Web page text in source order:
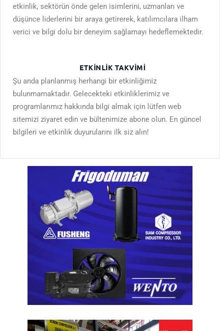
etkinlik, sektörün önde gelen isimlerini, uzmanları ve
düşünce liderlerini bir araya getirerek, katılımcılara ilham
verici ve bilgi dolu bir deneyim sağlamayı hedeflemektedir.
ETKINLIK TAKVIMI
Şu anda planlanmış herhangi bir etkinliğimiz
bulunmamaktadır. Gelecekteki etkinliklerimiz ve
programlarımız hakkında bilgi almak için lütfen web
sitemizi ziyaret edin ve bültenimize abone olun. En güncel
bilgileri ve etkinlik duyurularını ilk siz alın!